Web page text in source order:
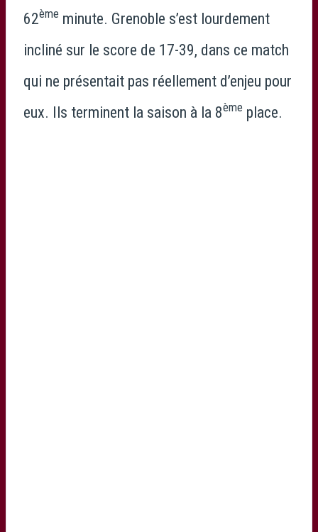
62ème minute. Grenoble s’est lourdement
incliné sur le score de 17-39, dans ce match
qui ne présentait pas réellement d’enjeu pour
eux. Ils terminent la saison à la 8ème place.